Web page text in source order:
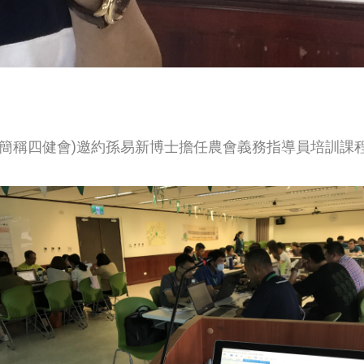
稱四健會)邀約孫易新博士擔任農會義務指導員培訓課